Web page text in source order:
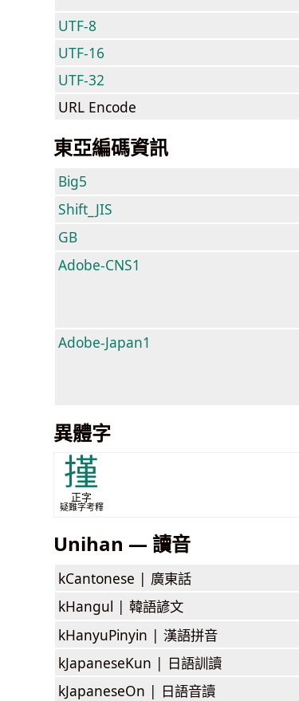
UTF-8
UTF-16
UTF-32
URL Encode
東亞編碼資訊
Big5
Shift_JIS
GB
Adobe-CNS1
Adobe-Japan1
異體字
㨷
正字
疑難字考釋
Unihan — 讀音
kCantonese | 廣東話
kHangul | 韓語諺文
kHanyuPinyin | 漢語拼音
kJapaneseKun | 日語訓讀
kJapaneseOn | 日語音讀